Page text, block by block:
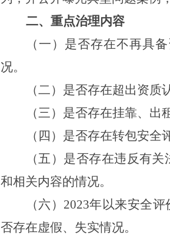
二、 重点治理内容
（一）是否存在不再具
况。
（二）是否存在超出资
（三）是否存在挂靠、
（四）是否存在转包安
（五）是否存在违反有
和相关内容的情况。
（六） 2023年以来安全
否存在虚假、失实情况。